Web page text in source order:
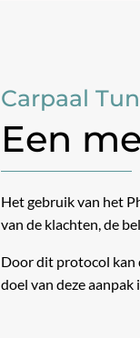
Carpaal
Een
Het gebruik van het
van de klachten, de
Door dit protocol kan
doel van deze aanpak